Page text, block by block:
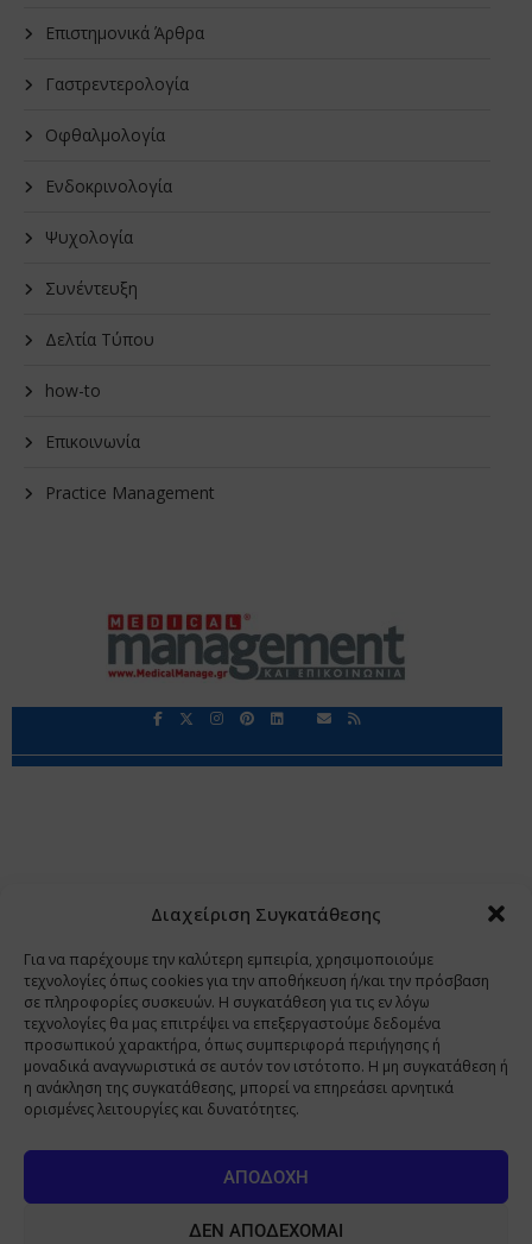
Διαχείριση Συγκατάθεσης
Για να παρέχουμε την καλύτερη εμπειρία, χρησιμοποιούμε
τεχνολογίες όπως cookies για την αποθήκευση ή/και την πρόσβαση
σε πληροφορίες συσκευών. Η συγκατάθεση για τις εν λόγω
τεχνολογίες θα μας επιτρέψει να επεξεργαστούμε δεδομένα
προσωπικού χαρακτήρα, όπως συμπεριφορά περιήγησης ή
μοναδικά αναγνωριστικά σε αυτόν τον ιστότοπο. Η μη συγκατάθεση ή
η ανάκληση της συγκατάθεσης, μπορεί να επηρεάσει αρνητικά
ορισμένες λειτουργίες και δυνατότητες.
ΑΠΟΔΟΧΉ
ΔΕΝ ΑΠΟΔΈΧΟΜΑΙ
Επιστημονικά Άρθρα
Γαστρεντερολογία
Οφθαλμολογία
Ενδοκρινολογία
Ψυχολογία
Συνέντευξη
Δελτία Τύπου
how-to
Επικοινωνία
Practice Management
Copyright 2009 - 2026 © Χαραμή Α.Ε.
www.PharmaManage.gr • www.HealthExpo.gr • www.YO.gr
•
www.GreekShares.com • www.eLearning-
PharmaManage.gr • www.Charami-SA.gr
Με την παραμονή σας σε αυτή δηλώνετε,
προβλέπονται από τις διατάξεις της παραγράφου 6 του άρθρου 22 του